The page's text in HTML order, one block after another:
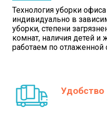
Технология уборки
индивидуально в
уборки, степени
комнат, наличия детей
работаем по отлаженной
Удобство